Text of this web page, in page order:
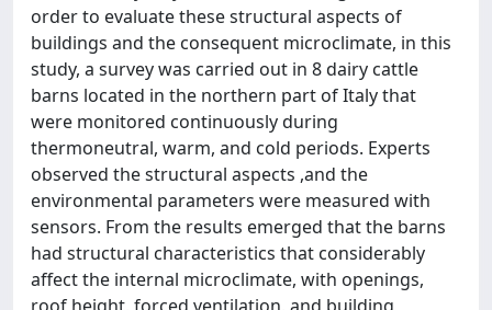
order to evaluate these structural aspects of
buildings and the consequent microclimate, in this
study, a survey was carried out in 8 dairy cattle
barns located in the northern part of Italy that
were monitored continuously during
thermoneutral, warm, and cold periods. Experts
observed the structural aspects ,and the
environmental parameters were measured with
sensors. From the results emerged that the barns
had structural characteristics that considerably
affect the internal microclimate, with openings,